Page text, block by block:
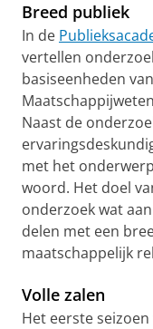
Breed publiek
In de
vertellen
basiseenheden
Naast de
met het
woord. Het doel
onderzoek wat
delen met een
maatschappelijk
Volle zalen
Het eerste